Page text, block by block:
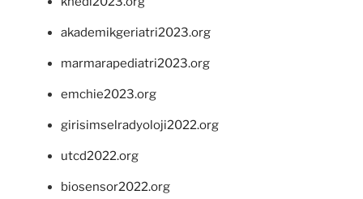
akademikgeriatri2023.org
marmarapediatri2023.org
emchie2023.org
girisimselradyoloji2022.org
utcd2022.org
biosensor2022.org